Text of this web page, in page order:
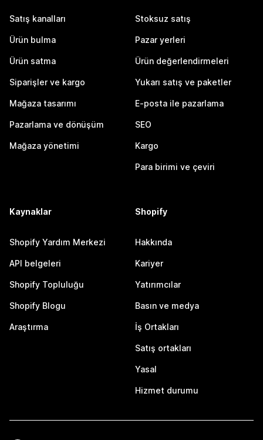
Satış kanalları
Ürün bulma
Ürün satma
Siparişler ve kargo
Mağaza tasarımı
Pazarlama ve dönüşüm
Mağaza yönetimi
Stoksuz satış
Pazar yerleri
Ürün değerlendirmeleri
Yukarı satış ve paketler
E-posta ile pazarlama
SEO
Kargo
Para birimi ve çeviri
Kaynaklar
Shopify Yardım Merkezi
API belgeleri
Shopify Topluluğu
Shopify Blogu
Araştırma
Shopify
Hakkında
Kariyer
Yatırımcılar
Basın ve medya
İş Ortakları
Satış ortakları
Yasal
Hizmet durumu